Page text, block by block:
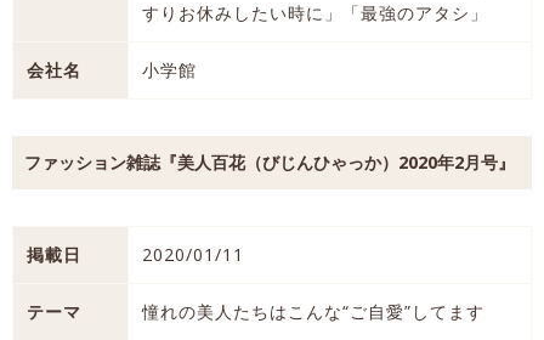
すりお休みしたい時に」「最強のアタシ」
会社名 小学館
ファッション雑誌『美人百花（びじんひゃっか）2020年2月号』
掲載日 2020/01/11
テーマ 憧れの美人たちはこんな“ご自愛”してます